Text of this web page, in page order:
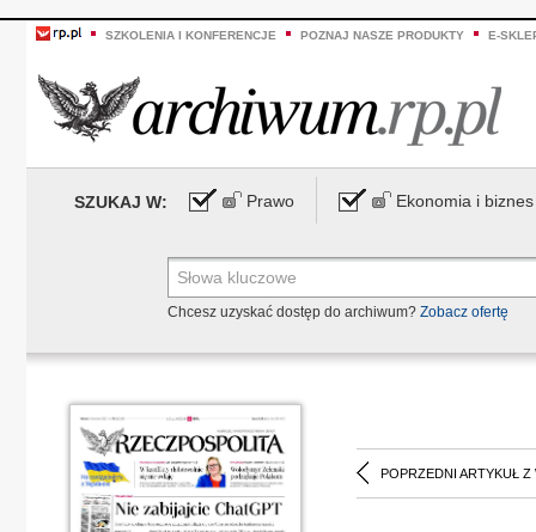
SZKOLENIA I KONFERENCJE POZNAJ NASZE PRODUKTY E-
SZUKAJ W: Prawo Ekonomia i biznes
Chcesz uzyskać dostęp do archiwum? Zobacz ofertę
POPRZEDNI ARTYKUŁ Z